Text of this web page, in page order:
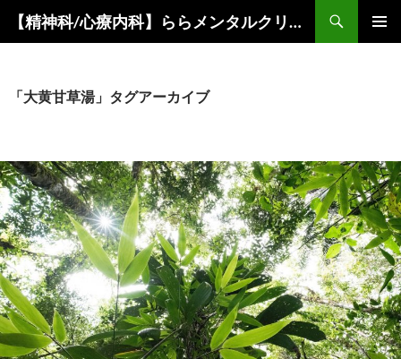
キ
ッ
プ
【精神科/心療内科】ららメンタルクリニック
「大黄甘草湯」タグアーカイブ